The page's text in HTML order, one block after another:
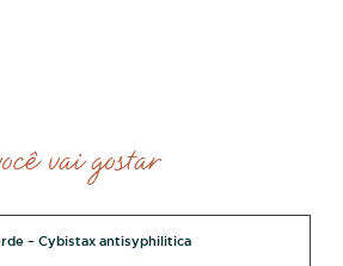
vai gostar
– Cybistax antisyphilitica